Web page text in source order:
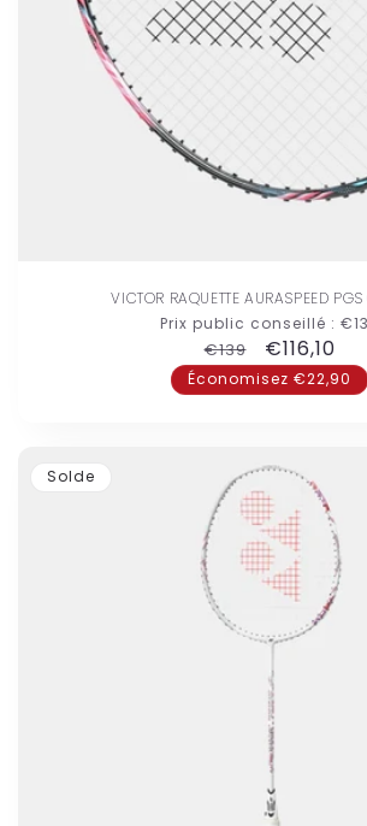
VICTOR RAQUETTE AURASPEED
Prix public conseillé :
Prix
habituel
€139
Prix
€116,10
Économisez €22,90
Solde